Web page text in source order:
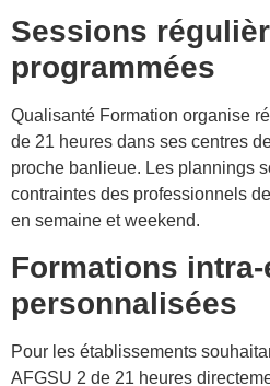
Sessions
programmées
Qualisanté Formation organise
de 21 heures dans ses centres
proche banlieue. Les plannings
contraintes des professionnels
en semaine et weekend.
Formations
personnalisées
Pour les établissements
AFGSU 2 de 21 heures